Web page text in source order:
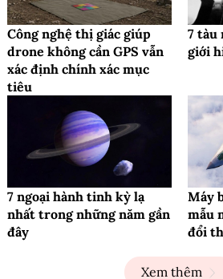
Công nghệ thị giác giúp
drone không cần GPS vẫn
xác định chính xác mục
tiêu
7 tàu
giới
7 ngoại hành tinh kỳ lạ
nhất trong những năm gần
đây
Máy
mẫu
đổi
Xem thêm